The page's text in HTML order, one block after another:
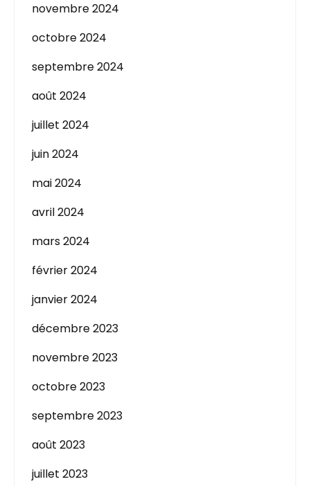
novembre 2024
octobre 2024
septembre 2024
août 2024
juillet 2024
juin 2024
mai 2024
avril 2024
mars 2024
février 2024
janvier 2024
décembre 2023
novembre 2023
octobre 2023
septembre 2023
août 2023
juillet 2023